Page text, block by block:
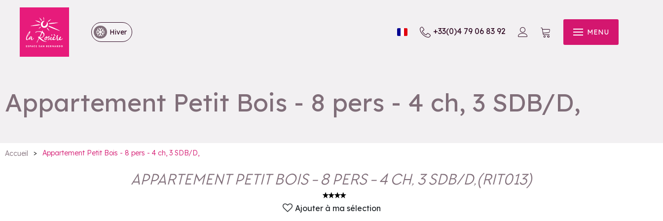
Hiver +33(0)4 79 06 83 92 MENU
Appartement Petit Bois - 8 pers - 4 ch, 3 SDB/D,
Accueil > Appartement Petit Bois - 8 pers - 4 ch, 3 SDB/D,
APPARTEMENT PETIT BOIS - 8 PERS - 4 CH, 3 SDB/D,(RIT013)
Ajouter à ma sélection